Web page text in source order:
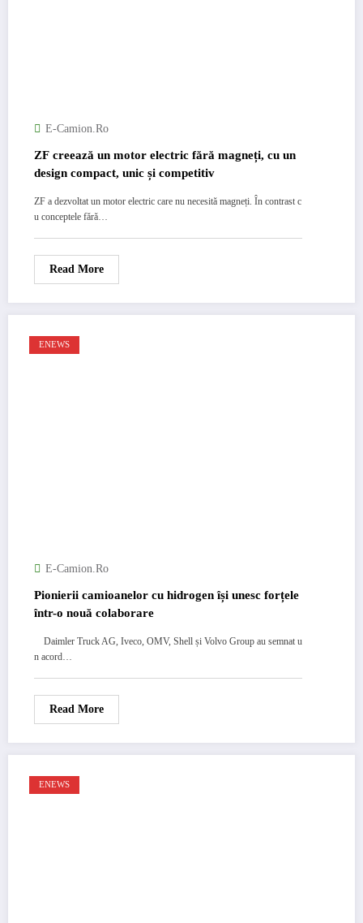
E-Camion.ro
ZF creează un motor electric fără magneți, cu un
design compact, unic și competitiv
ZF a dezvoltat un motor electric care nu necesită magneți. În contrast c
u conceptele fără…
Read More
ENEWS
E-Camion.ro
Pionierii camioanelor cu hidrogen își unesc forțele
într-o nouă colaborare
Daimler Truck AG, Iveco, OMV, Shell și Volvo Group au semnat u
n acord…
Read More
ENEWS